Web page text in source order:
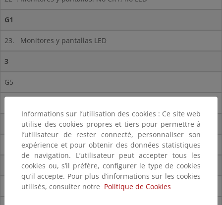
G1
23. Monitores y pantallas LED
3
G5
Lámparas LED
Informations sur l’utilisation des cookies : Ce site web
utilise des cookies propres et tiers pour permettre à
l’utilisateur de rester connecté, personnaliser son
expérience et pour obtenir des données statistiques
de navigation. L’utilisateur peut accepter tous les
cookies ou, s’il préfère, configurer le type de cookies
qu’il accepte. Pour plus d’informations sur les cookies
utilisés, consulter notre Politique de Cookies